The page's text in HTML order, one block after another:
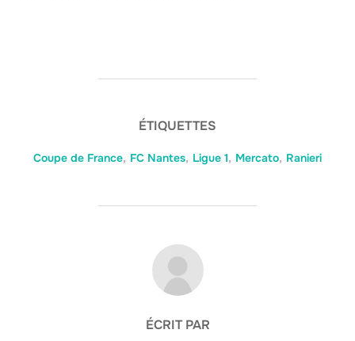
ÉTIQUETTES
Coupe de France, FC Nantes, Ligue 1, Mercato, Ranieri
AUTEUR DE LA PUBLICATION
ÉCRIT PAR